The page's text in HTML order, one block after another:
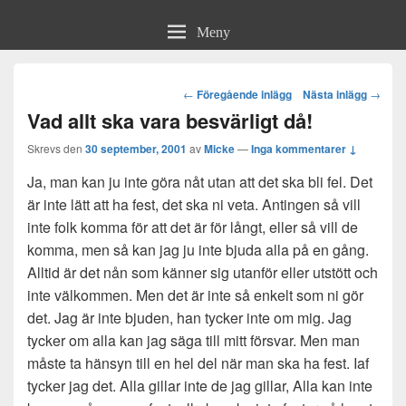
Meny
Post
navigation
← Föregående inlägg Nästa inlägg →
Vad allt ska vara besvärligt då!
Skrevs den 30 september, 2001 avMicke—Inga kommentarer ↓
Ja, man kan ju inte göra nåt utan att det ska bli fel. Det
är inte lätt att ha fest, det ska ni veta. Antingen så vill
inte folk komma för att det är för långt, eller så vill de
komma, men så kan jag ju inte bjuda alla på en gång.
Alltid är det nån som känner sig utanför eller utstött och
inte välkommen. Men det är inte så enkelt som ni gör
det. Jag är inte bjuden, han tycker inte om mig. Jag
tycker om alla kan jag säga till mitt försvar. Men man
måste ta hänsyn till en hel del när man ska ha fest. Iaf
tycker jag det. Alla gillar inte de jag gillar, Alla kan inte